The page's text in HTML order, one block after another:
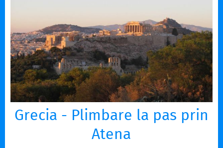
Grecia - Plimbare la pas prin
Atena